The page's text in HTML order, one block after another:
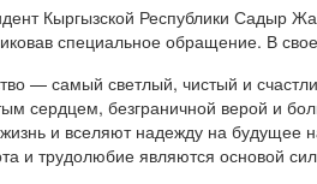
Кыргызской Республики Садыр
специальное обращение. В
— самый светлый, чистый и
сердцем, безграничной верой и
и вселяют надежду на будущее
и трудолюбие являются основой